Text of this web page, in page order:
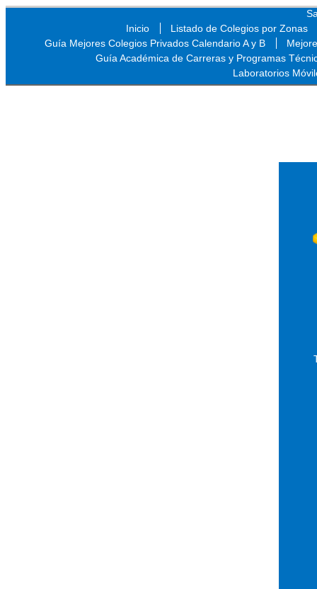
Inicio
Listado de Colegios por Zonas
Guía Mejores Colegios Privados Calendario A y B
Guía Académica de Carreras y Programas
Laboratorios